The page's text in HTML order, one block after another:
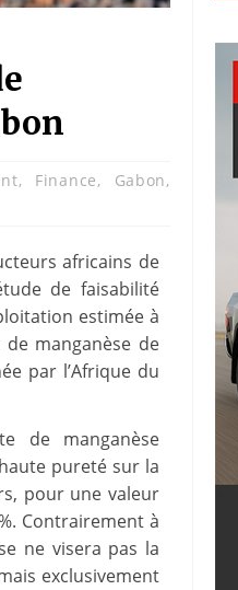
, Finance, Gabon,
africains de
de faisabilité
estimée à
manganèse de
par l’Afrique du
de manganèse
pureté sur la
pour une valeur
Contrairement à
ne visera pas la
exclusivement